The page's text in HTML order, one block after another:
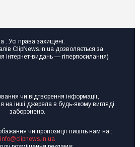
розвитку?
Тоді
вам
на
“Made
за
апарат
на
Усі права захищені.
ClipNews.in.ua дозволяється за
інтернет-видань — гіперпосилання)
чи відтворення інформації,
на інші джерела в будь-якому вигляді
заборонено.
чи пропозиції пишіть нам на :
info@clipnews.in.ua